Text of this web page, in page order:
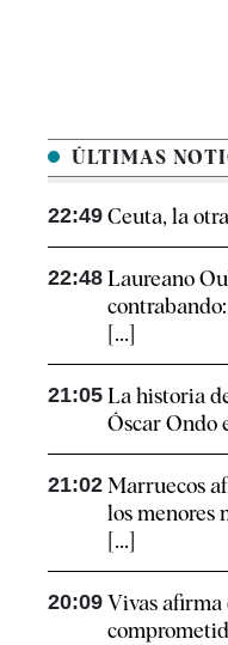
ÚLTIMAS
22:49 Ceuta, la
22:48 Laureano
[...]
21:05 La historia
Óscar Ondo
21:02 Marruecos
los menores
[...]
20:09 Vivas afirma